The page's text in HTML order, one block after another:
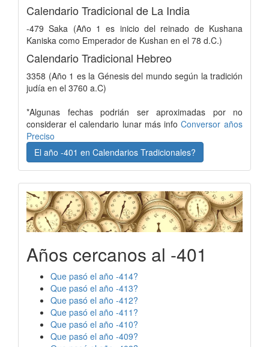
Calendario Tradicional de La India
-479 Saka (Año 1 es inicio del reinado de Kushana
Kaniska como Emperador de Kushan en el 78 d.C.)
Calendario Tradicional Hebreo
3358 (Año 1 es la Génesis del mundo según la tradición
judía en el 3760 a.C)
*Algunas fechas podrián ser aproximadas por no
considerar el calendario lunar más info Conversor años
Preciso
El año -401 en Calendarios Tradicionales?
Años cercanos al -401
Que pasó el año -414?
Que pasó el año -413?
Que pasó el año -412?
Que pasó el año -411?
Que pasó el año -410?
Que pasó el año -409?